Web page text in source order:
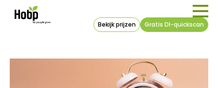
Bekijk prijzen Gratis DI-quickscan